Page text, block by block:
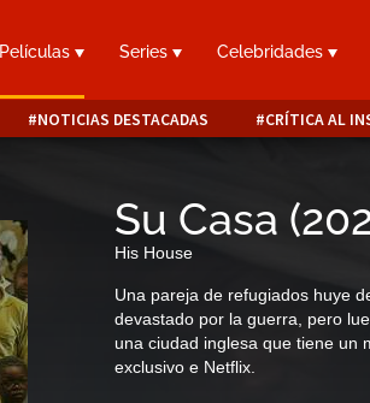
Películas Series Celebridades
NOTICIAS DESTACADAS CRÍTICA AL
Su Casa (
His House
Una pareja de refugiados huye
devastado por la guerra, pero
una ciudad inglesa que tiene un
exclusivo e Netflix.